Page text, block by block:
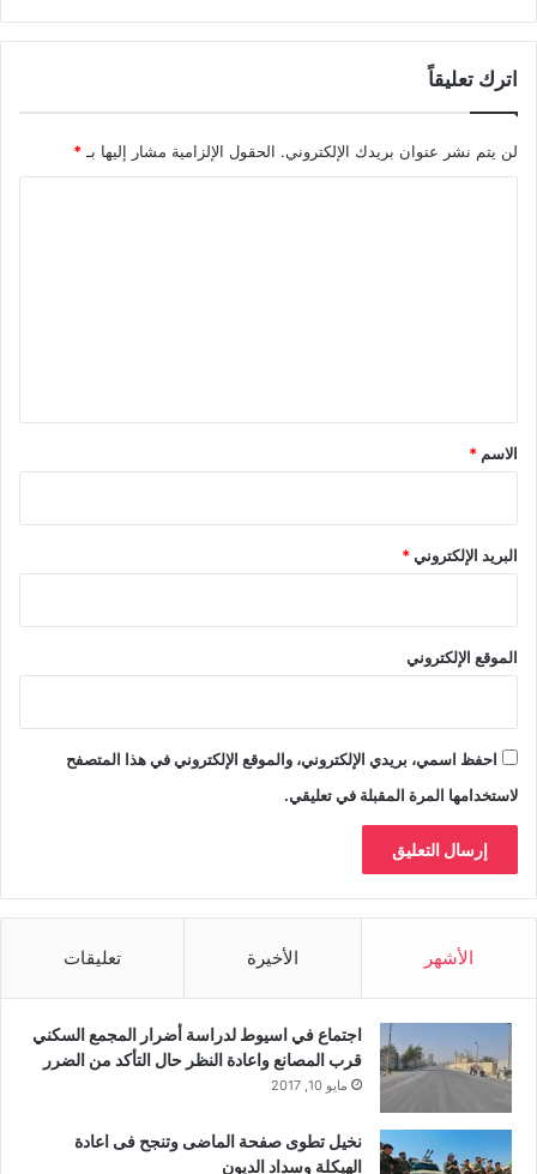
اترك تعليقاً
لن يتم نشر عنوان بريدك الإلكتروني. الحقول الإلزامية مشار إليها بـ*
*
الاسم *
البريد الإلكتروني*
الموقع الإلكتروني
احفظ اسمي، بريدي الإلكتروني، والموقع الإلكتروني في هذا المتصفح
لاستخدامها المرة المقبلة في تعليقي.
الأشهر الأخيرة تعليقات
اجتماع في اسيوط لدراسة أضرار المجمع السكني
قرب المصانع واعادة النظر حال التأكد من الضرر
مايو 10, 2017
نخيل تطوى صفحة الماضى وتنجح فى اعادة
الهيكلة وسداد الديون